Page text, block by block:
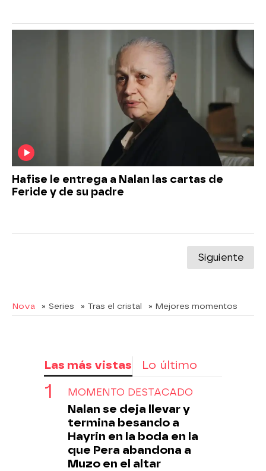
Hafise le entrega a Nalan las cartas de
Feride y de su padre
Siguiente
Nova » Series » Tras el cristal » Mejores momentos
Las más vistas Lo último
MOMENTO DESTACADO
Nalan se deja llevar y
termina besando a
Hayrin en la boda en la
que Pera abandona a
Muzo en el altar